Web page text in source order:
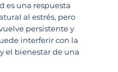
es una respuesta
al estrés, pero
persistente y
interferir con la
el bienestar de una